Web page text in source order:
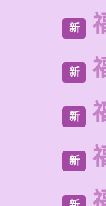
新
新
新
新